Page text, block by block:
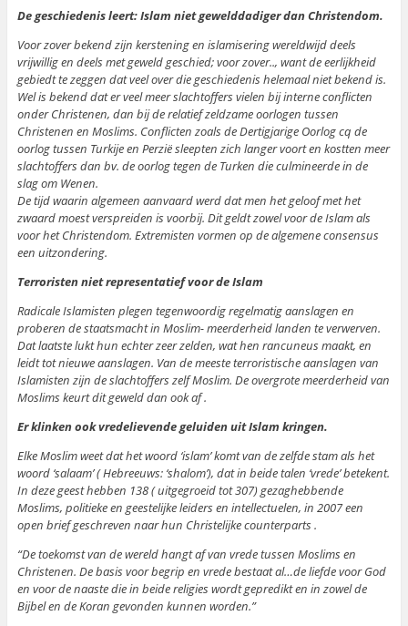
De geschiedenis leert: Islam niet gewelddadiger dan Christendom.
Voor zover bekend zijn kerstening en islamisering wereldwijd deels
vrijwillig en deels met geweld geschied; voor zover.., want de eerlijkheid
gebiedt te zeggen dat veel over die geschiedenis helemaal niet bekend is.
Wel is bekend dat er veel meer slachtoffers vielen bij interne conflicten
onder Christenen, dan bij de relatief zeldzame oorlogen tussen
Christenen en Moslims. Conflicten zoals de Dertigjarige Oorlog cq de
oorlog tussen Turkije en Perzië sleepten zich langer voort en kostten meer
slachtoffers dan bv. de oorlog tegen de Turken die culmineerde in de
slag om Wenen.
De tijd waarin algemeen aanvaard werd dat men het geloof met het
zwaard moest verspreiden is voorbij. Dit geldt zowel voor de Islam als
voor het Christendom. Extremisten vormen op de algemene consensus
een uitzondering.
Terroristen niet representatief voor de Islam
Radicale Islamisten plegen tegenwoordig regelmatig aanslagen en
proberen de staatsmacht in Moslim- meerderheid landen te verwerven.
Dat laatste lukt hun echter zeer zelden, wat hen rancuneus maakt, en
leidt tot nieuwe aanslagen. Van de meeste terroristische aanslagen van
Islamisten zijn de slachtoffers zelf Moslim. De overgrote meerderheid van
Moslims keurt dit geweld dan ook af .
Er klinken ook vredelievende geluiden uit Islam kringen.
Elke Moslim weet dat het woord ‘islam’ komt van de zelfde stam als het
woord ‘salaam’ ( Hebreeuws: ‘shalom’), dat in beide talen ‘vrede’ betekent.
In deze geest hebben 138 ( uitgegroeid tot 307) gezaghebbende
Moslims, politieke en geestelijke leiders en intellectuelen, in 2007 een
open brief geschreven naar hun Christelijke counterparts .
“De toekomst van de wereld hangt af van vrede tussen Moslims en
Christenen. De basis voor begrip en vrede bestaat al…de liefde voor God
en voor de naaste die in beide religies wordt gepredikt en in zowel de
Bijbel en de Koran gevonden kunnen worden.”